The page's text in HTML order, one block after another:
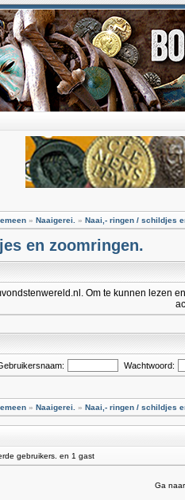
» Naaigerei. » Naai,- ringen / schildjes
en zoomringen.
Om te kunnen lezen
Wachtwoord:
» Naaigerei. » Naai,- ringen / schildjes
gebruikers. en 1 gast
Ga